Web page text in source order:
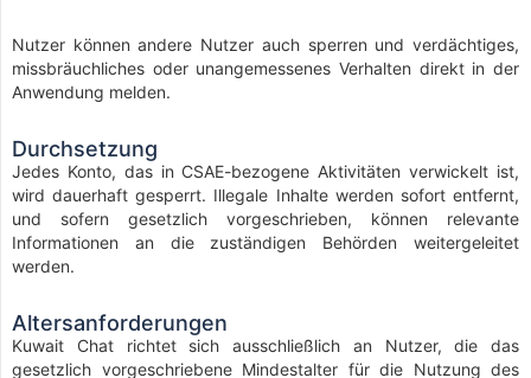
Nutzer können andere Nutzer auch sperren und verdächtiges,
missbräuchliches oder unangemessenes Verhalten direkt in der
Anwendung melden.
Durchsetzung
Jedes Konto, das in CSAE-bezogene Aktivitäten verwickelt ist,
wird dauerhaft gesperrt. Illegale Inhalte werden sofort entfernt,
und sofern gesetzlich vorgeschrieben, können relevante
Informationen an die zuständigen Behörden weitergeleitet
werden.
Altersanforderungen
Kuwait Chat richtet sich ausschließlich an Nutzer, die das
gesetzlich vorgeschriebene Mindestalter für die Nutzung des